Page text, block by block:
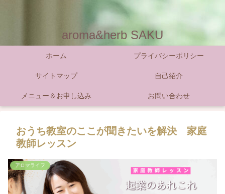
aroma&herb SAKU
ホーム プライバシーポリシー
サイトマップ 自己紹介
メニュー＆お申し込み お問い合わせ
おうち教室のここが聞きたいを解決 家庭
教師レッスン
アロマライフ